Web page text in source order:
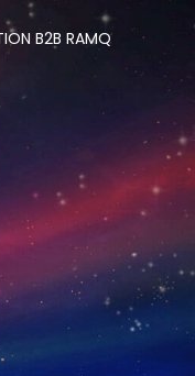
B2B RAMQ